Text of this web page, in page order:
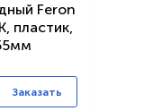
Feron
пластик,
Заказать